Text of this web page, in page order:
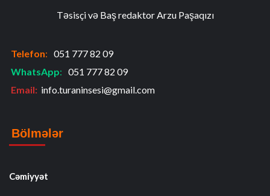
Təsisçi və Baş redaktor Arzu Paşaqızı
Telefon: 051 777 82 09
WhatsApp: 051 777 82 09
Email: info.turaninsesi@gmail.com
Bölmələr
Cəmiyyət